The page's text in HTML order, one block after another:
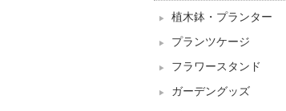
植木鉢・プランター
プランツケージ
フラワースタンド
ガーデングッズ